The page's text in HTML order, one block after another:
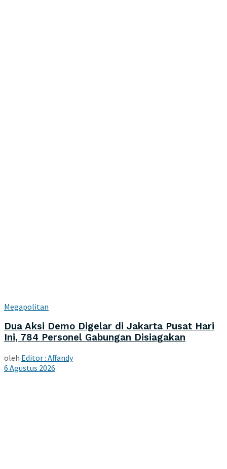
Megapolitan
Dua Aksi Demo Digelar di Jakarta Pusat Hari
Ini, 784 Personel Gabungan Disiagakan
oleh Editor : Affandy
6 Agustus 2026